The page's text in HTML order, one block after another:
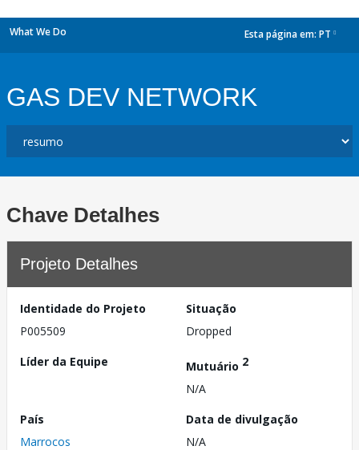
What We Do Esta página em: PT
GAS DEV NETWORK
Chave Detalhes
Projeto Detalhes
Identidade do Projeto
P005509
Situação
Dropped
Líder da Equipe
Mutuário 2
N/A
País
Marrocos
Data de divulgação
N/A